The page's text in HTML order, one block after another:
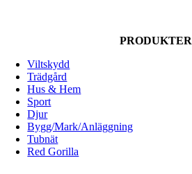
PRODUKTER
Viltskydd
Trädgård
Hus & Hem
Sport
Djur
Bygg/Mark/Anläggning
Tubnät
Red Gorilla